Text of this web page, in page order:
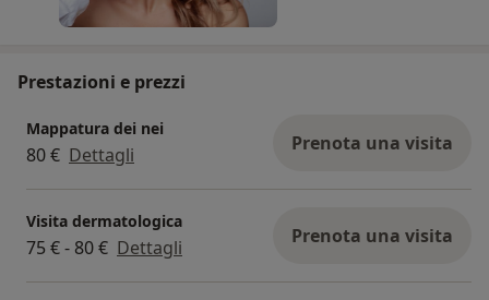
Prestazioni e prezzi
Mappatura dei nei
80 € Dettagli Prenota una visita
Visita dermatologica
75 € - 80 € Dettagli Prenota una visita